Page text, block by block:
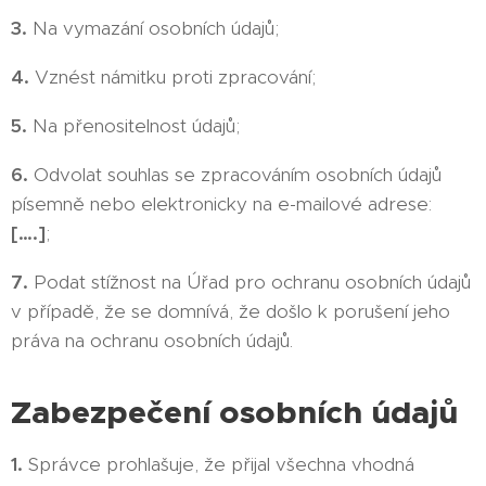
3. Na vymazání osobních údajů;
4. Vznést námitku proti zpracování;
5. Na přenositelnost údajů;
6. Odvolat souhlas se zpracováním osobních údajů
písemně nebo elektronicky na e-mailové adrese:
[….];
7. Podat stížnost na Úřad pro ochranu osobních údajů
v případě, že se domnívá, že došlo k porušení jeho
práva na ochranu osobních údajů.
Zabezpečení osobních údajů
1. Správce prohlašuje, že přijal všechna vhodná